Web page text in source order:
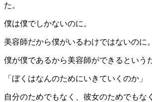
た。
僕は僕でしかないのに。
美容師だから僕がいるわけではないのに。
僕が僕であるから美容師ができるという
「ぼくはなんのためにいきていくのか」
自分のためでもなく、彼女のためでもな